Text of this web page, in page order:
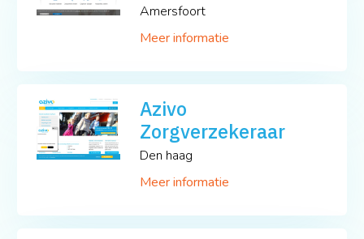
Amersfoort
Meer informatie
Azivo
Zorgverzekeraar
Den haag
Meer informatie